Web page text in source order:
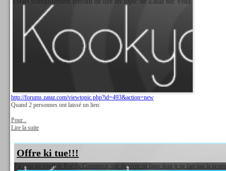
http://forums.zataz.com/viewtopic.php?id=493&action=new
Quand 2 personnes ont laissé un lien:
Pour...
Lire la suite
Offre ki tue!!!
J'ai reçu un email de Rue du Commerce, site de vente en ligne dont je ne fais pas la